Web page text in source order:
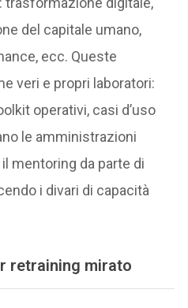
del capitale umano,
ecc. Queste
veri e propri laboratori:
operativi, casi d’uso
le amministrazioni
mentoring da parte di
i divari di capacità
retraining mirato